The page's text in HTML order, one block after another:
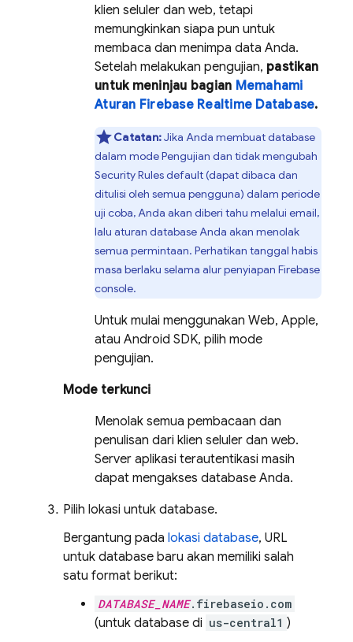
klien seluler dan web, tetapi
memungkinkan siapa pun untuk
membaca dan menimpa data Anda.
Setelah melakukan pengujian, pastikan
untuk meninjau bagian Memahami
Aturan Firebase Realtime Database.
Catatan:Jika Anda membuat database
dalam mode Pengujian dan tidak mengubah
Security Rulesdefault (dapat dibaca dan
ditulisi oleh semua pengguna) dalam periode
uji coba, Anda akan diberi tahu melalui email,
lalu aturan database Anda akan menolak
semua permintaan. Perhatikan tanggal habis
masa berlaku selama alur penyiapan Firebase
console.
Untuk mulai menggunakan Web, Apple,
atau Android SDK, pilih mode
pengujian.
Mode terkunci
Menolak semua pembacaan dan
penulisan dari klien seluler dan web.
Server aplikasi terautentikasi masih
dapat mengakses database Anda.
Pilih lokasi untuk database.
Bergantung pada lokasi database, URL
untuk database baru akan memiliki salah
satu format berikut:
DATABASE_NAME.firebaseio.com
(untuk database di us-central1 )